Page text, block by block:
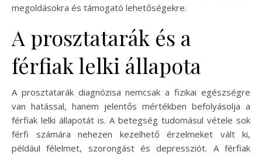
megoldásokra és támogató lehetőségekre.
A prosztatarák és a
férfiak lelki állapota
A prosztatarák diagnózisa nemcsak a fizikai egészségre
van hatással, hanem jelentős mértékben befolyásolja a
férfiak lelki állapotát is. A betegség tudomásul vétele sok
férfi számára nehezen kezelhető érzelmeket vált ki,
például félelmet, szorongást és depressziót. A férfiak